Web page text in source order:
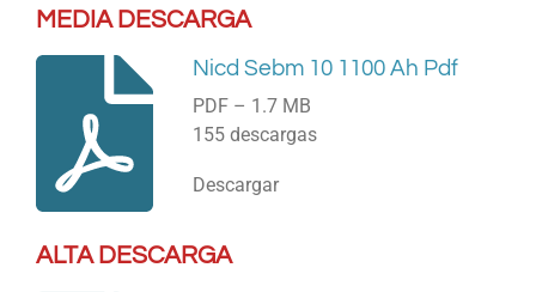
MEDIA DESCARGA
Nicd Sebm 10 1100 Ah Pdf
PDF – 1.7 MB
155 descargas
Descargar
ALTA DESCARGA